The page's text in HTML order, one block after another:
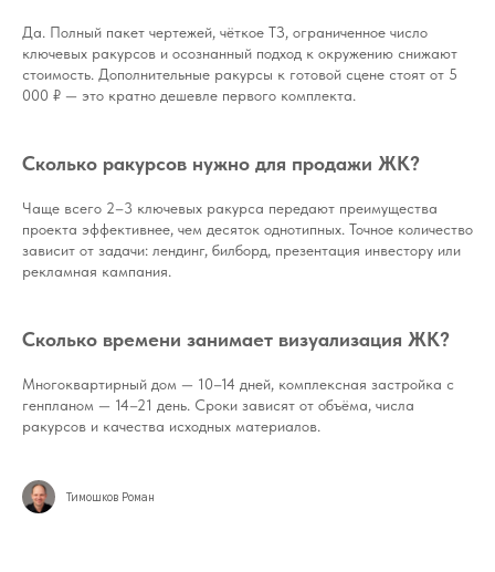
Да. Полный пакет чертежей, чёткое ТЗ, ограниченное число
ключевых ракурсов и осознанный подход к окружению снижают
стоимость. Дополнительные ракурсы к готовой сцене стоят от 5
000 ₽ — это кратно дешевле первого комплекта.
Сколько ракурсов нужно для продажи ЖК?
Чаще всего 2–3 ключевых ракурса передают преимущества
проекта эффективнее, чем десяток однотипных. Точное количество
зависит от задачи: лендинг, билборд, презентация инвестору или
рекламная кампания.
Сколько времени занимает визуализация ЖК?
Многоквартирный дом — 10–14 дней, комплексная застройка с
генпланом — 14–21 день. Сроки зависят от объёма, числа
ракурсов и качества исходных материалов.
Тимошков Роман